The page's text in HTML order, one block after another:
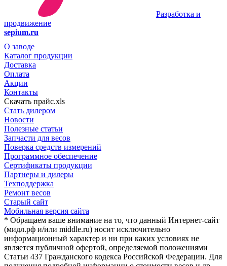
Разработка и
продвижение
sepium.ru
О заводе
Каталог продукции
Доставка
Оплата
Акции
Контакты
Скачать прайс.xls
Стать дилером
Новости
Полезные статьи
Запчасти для весов
Поверка средств измерений
Программное обеспечение
Сертификаты продукции
Партнеры и дилеры
Техподдержка
Ремонт весов
Старый сайт
Мобильная версия сайта
* Обращаем ваше внимание на то, что данный Интернет-сайт
(мидл.рф и/или middle.ru) носит исключительно
информационный характер и ни при каких условиях не
является публичной офертой, определяемой положениями
Статьи 437 Гражданского кодекса Российской Федерации. Для